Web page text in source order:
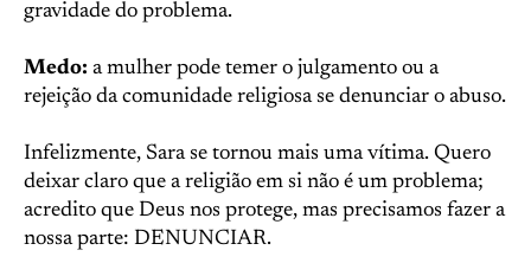
gravidade do problema.
Medo: a mulher pode temer o julgamento ou a
rejeição da comunidade religiosa se denunciar o abuso.
Infelizmente, Sara se tornou mais uma vítima. Quero
deixar claro que a religião em si não é um problema;
acredito que Deus nos protege, mas precisamos fazer a
nossa parte: DENUNCIAR.